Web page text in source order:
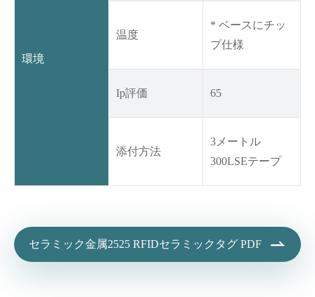
環境
温度
* ベースにチッ
プ仕様
Ip評価 65
添付方法
3メートル
300LSEテープ
セラミック金属2525 RFIDセラミックタグ PDF 